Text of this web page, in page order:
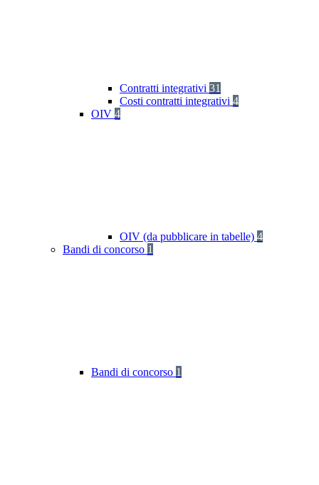
Contratti integrativi 31
Costi contratti integrativi 4
OIV 4
OIV (da pubblicare in tabelle) 4
Bandi di concorso 1
Bandi di concorso 1